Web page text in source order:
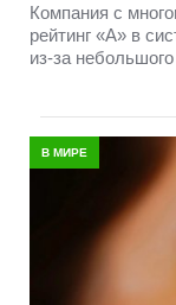
Компания с
рейтинг «A» в
из-за
В МИРЕ